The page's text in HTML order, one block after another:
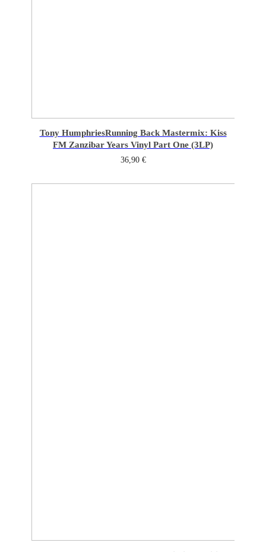
Tony HumphriesRunning Back Mastermix: Kiss
FM Zanzibar Years Vinyl Part One (3LP)
36,90 €